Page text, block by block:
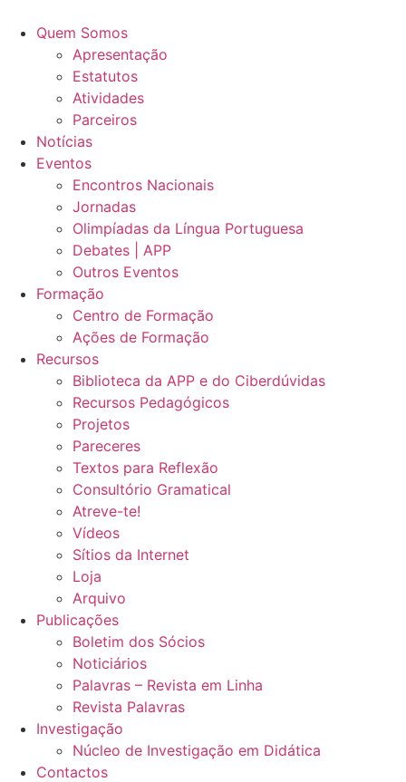
Quem Somos
Apresentação
Estatutos
Atividades
Parceiros
Notícias
Eventos
Encontros Nacionais
Jornadas
Olimpíadas da Língua Portuguesa
Debates | APP
Outros Eventos
Formação
Centro de Formação
Ações de Formação
Recursos
Biblioteca da APP e do Ciberdúvidas
Recursos Pedagógicos
Projetos
Pareceres
Textos para Reflexão
Consultório Gramatical
Atreve-te!
Vídeos
Sítios da Internet
Loja
Arquivo
Publicações
Boletim dos Sócios
Noticiários
Palavras – Revista em Linha
Revista Palavras
Investigação
Núcleo de Investigação em Didática
Contactos